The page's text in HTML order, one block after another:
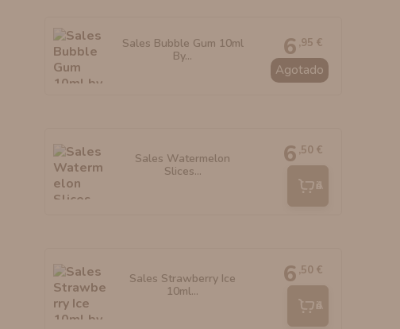
Sales Bubble Gum 10ml
By...
6 ,95 €
Agotado
Sales Watermelon
Slices...
6 ,50 €
Añadir
Sales Strawberry Ice
10ml...
6 ,50 €
Añadir